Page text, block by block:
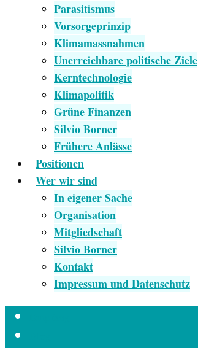
Parasitismus
Vorsorgeprinzip
Klimamassnahmen
Unerreichbare politische Ziele
Kerntechnologie
Klimapolitik
Grüne Finanzen
Silvio Borner
Frühere Anlässe
Positionen
Wer wir sind
In eigener Sache
Organisation
Mitgliedschaft
Silvio Borner
Kontakt
Impressum und Datenschutz